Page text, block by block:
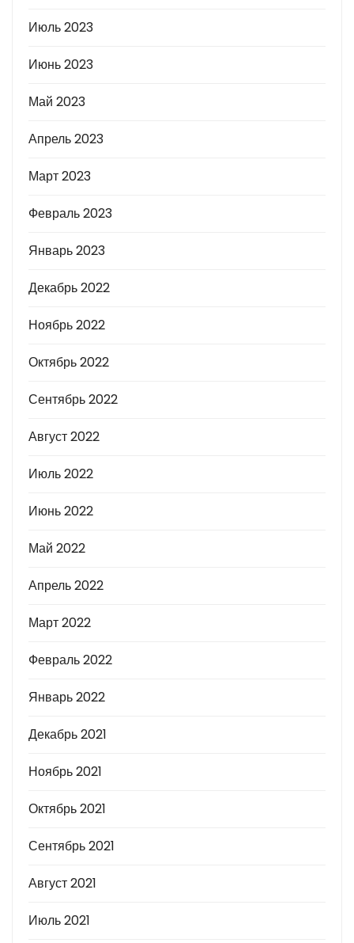
Июль 2023
Июнь 2023
Май 2023
Апрель 2023
Март 2023
Февраль 2023
Январь 2023
Декабрь 2022
Ноябрь 2022
Октябрь 2022
Сентябрь 2022
Август 2022
Июль 2022
Июнь 2022
Май 2022
Апрель 2022
Март 2022
Февраль 2022
Январь 2022
Декабрь 2021
Ноябрь 2021
Октябрь 2021
Сентябрь 2021
Август 2021
Июль 2021